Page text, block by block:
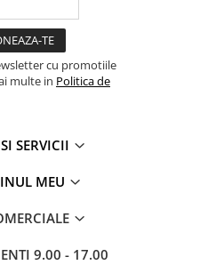
si
cu promotiile
multe in Politica de
SERVICII
MEU
9.00 - 17.00